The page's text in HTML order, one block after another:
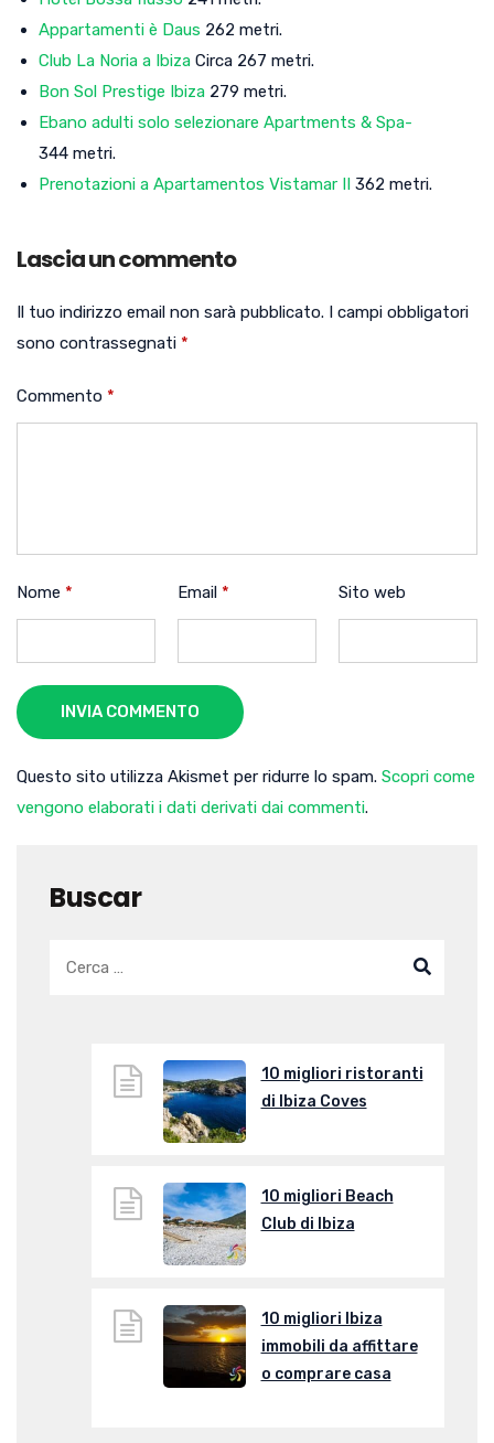
Appartamenti è Daus 262 metri.
Club La Noria a Ibiza Circa 267 metri.
Bon Sol Prestige Ibiza 279 metri.
Ebano adulti solo selezionare Apartments & Spa-
344 metri.
Prenotazioni a Apartamentos Vistamar II 362 metri.
Lascia un commento
Il tuo indirizzo email non sarà pubblicato. I campi obbligatori
sono contrassegnati *
Commento *
Nome * Email * Sito web
INVIA COMMENTO
Questo sito utilizza Akismet per ridurre lo spam. Scopri come
vengono elaborati i dati derivati dai commenti.
Buscar
10 migliori ristoranti
di Ibiza Coves
10 migliori Beach
Club di Ibiza
10 migliori Ibiza
immobili da affittare
o comprare casa